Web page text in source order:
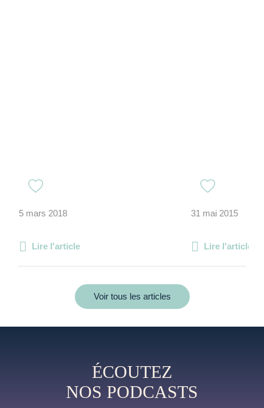
5 mars 2018
Lire l'article
31 mai 2015
Lire l'article
Voir tous les articles
ÉCOUTEZ
NOS PODCASTS